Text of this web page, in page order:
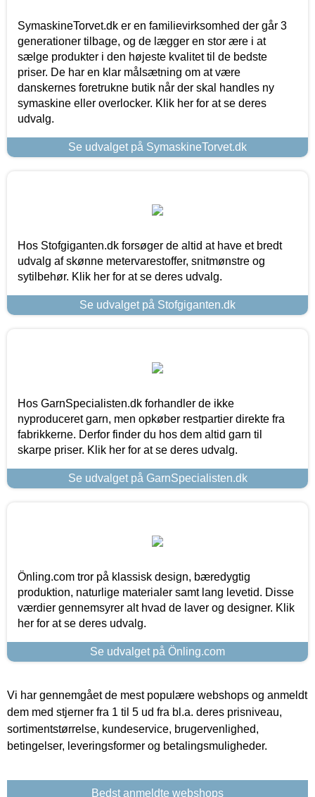
SymaskineTorvet.dk er en familievirksomhed der går 3
generationer tilbage, og de lægger en stor ære i at
sælge produkter i den højeste kvalitet til de bedste
priser. De har en klar målsætning om at være
danskernes foretrukne butik når der skal handles ny
symaskine eller overlocker. Klik her for at se deres
udvalg.
Se udvalget på SymaskineTorvet.dk
Hos Stofgiganten.dk forsøger de altid at have et bredt
udvalg af skønne metervarestoffer, snitmønstre og
sytilbehør. Klik her for at se deres udvalg.
Se udvalget på Stofgiganten.dk
Hos GarnSpecialisten.dk forhandler de ikke
nyproduceret garn, men opkøber restpartier direkte fra
fabrikkerne. Derfor finder du hos dem altid garn til
skarpe priser. Klik her for at se deres udvalg.
Se udvalget på GarnSpecialisten.dk
Önling.com tror på klassisk design, bæredygtig
produktion, naturlige materialer samt lang levetid. Disse
værdier gennemsyrer alt hvad de laver og designer. Klik
her for at se deres udvalg.
Se udvalget på Önling.com
Vi har gennemgået de mest populære webshops og anmeldt
dem med stjerner fra 1 til 5 ud fra bl.a. deres prisniveau,
sortimentstørrelse, kundeservice, brugervenlighed,
betingelser, leveringsformer og betalingsmuligheder.
Bedst anmeldte webshops